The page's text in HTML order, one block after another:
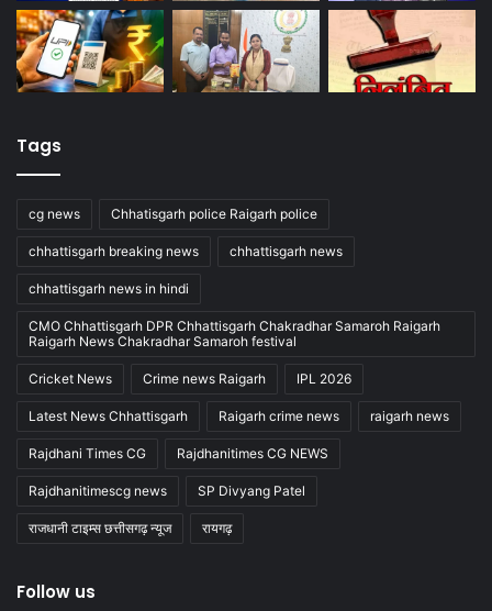
Tags
cg news Chhatisgarh police Raigarh police
chhattisgarh breaking news chhattisgarh news
chhattisgarh news in hindi
CMO Chhattisgarh DPR Chhattisgarh Chakradhar Samaroh Raigarh
Raigarh News Chakradhar Samaroh festival
Cricket News Crime news Raigarh IPL 2026
Latest News Chhattisgarh Raigarh crime news raigarh news
Rajdhani Times CG Rajdhanitimes CG NEWS
Rajdhanitimescg news SP Divyang Patel
राजधानी टाइम्स छत्तीसगढ़ न्यूज रायगढ़
Follow us